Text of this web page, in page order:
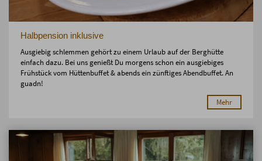
Halbpension inklusive
Ausgiebig schlemmen gehört zu einem Urlaub auf der Berghütte
einfach dazu. Bei uns genießt Du morgens schon ein ausgiebiges
Frühstück vom Hüttenbuffet & abends ein zünftiges Abendbuffet. An
guadn!
Mehr